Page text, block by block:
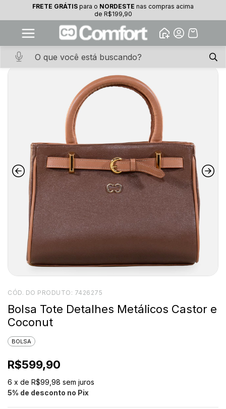
10% OFF na primeira compra
Baixe o app. Cupom BEMVINDO10
(100+)
Abrir
FRETE GRÁTIS para o NORDESTE nas compras acima
de R$199,90
Início · ACESSORIOS · BOLSA · Bolsa Tote Detalhes Metálicos Castor e
Coconut
CÓD. DO PRODUTO: 7426275
Bolsa Tote Detalhes Metálicos Castor e
Coconut
BOLSA
R$599,90
6 x de R$99,98 sem juros
5% de desconto no Pix